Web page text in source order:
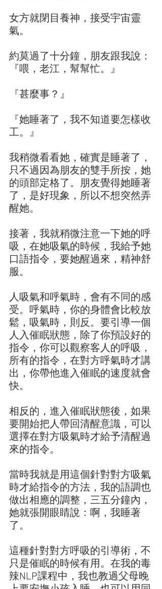
女方就閉目養神，接受宇宙靈
氣。
約莫過了十分鐘，朋友跟我說：
『喂，老江，幫幫忙。』
『甚麼事？』
『她睡著了，我不知道要怎樣收
工。』
我稍微看看她，確實是睡著了，
只不過因為朋友的雙手所按，她
的頭部定格了。朋友覺得她睡著
了，是好現象，所以不想突然弄
醒她。
接著，我就稍微注意一下她的呼
吸，在她吸氣的時候，我給予她
口語指令，要她醒過來，精神舒
服。
人吸氣和呼氣時，會有不同的感
受。呼氣時，你的身體會比較放
鬆，吸氣時，則反。要引導一個
人入催眠狀態，除了你預設好的
指令，你可以觀察客人的呼吸，
所有的指令，在對方呼氣時才講
出，你帶他進入催眠的速度就會
快。
相反的，進入催眠狀態後，如果
要開始把人帶回清醒意識，可以
選擇在對方吸氣時才給予清醒過
來的指令。
當時我就是用這個針對對方吸氣
時才給指令的方法，我的語調也
做出相應的調整，三五分鐘內，
她就張開眼睛說：啊，我睡著
了。
這種針對對方呼吸的引導術，不
只是催眠的時候有用。在我的毒
辣NLP課程中，我也教過父母晚